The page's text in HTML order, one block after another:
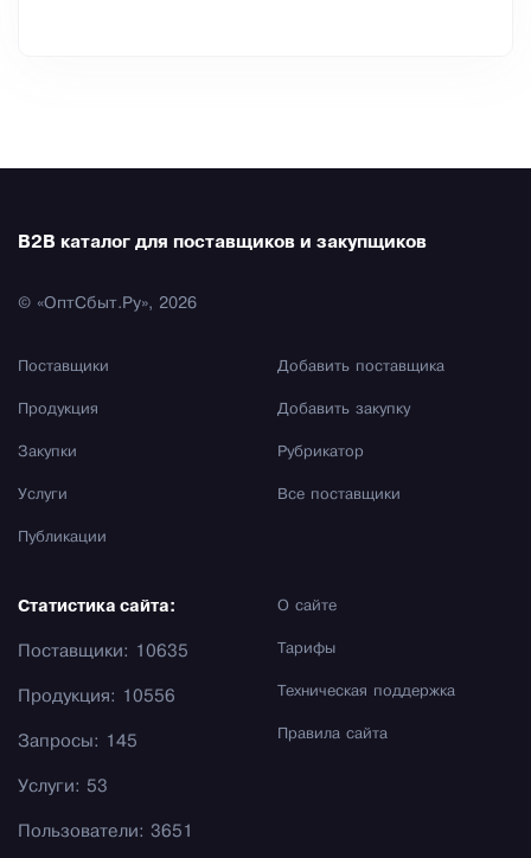
B2B каталог для поставщиков и закупщиков
© «ОптСбыт.Ру», 2026
Поставщики
Продукция
Закупки
Услуги
Публикации
Добавить поставщика
Добавить закупку
Рубрикатор
Все поставщики
О сайте
Тарифы
Техническая поддержка
Правила сайта
Статистика сайта:
Поставщики: 10635
Продукция: 10556
Запросы: 145
Услуги: 53
Пользователи: 3651